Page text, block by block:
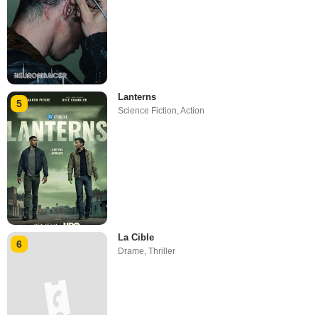
5
Lanterns
Science Fiction ,Action
6
La Cible
Drame,Thriller